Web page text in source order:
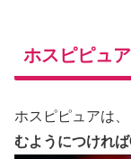
ホスピピュ
ホスピピュアは、
むようにつけれ